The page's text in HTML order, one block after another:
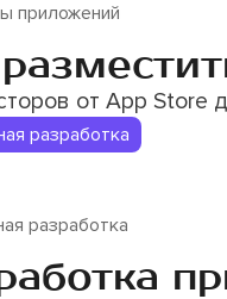
приложений
от App Store
разработка
разработка